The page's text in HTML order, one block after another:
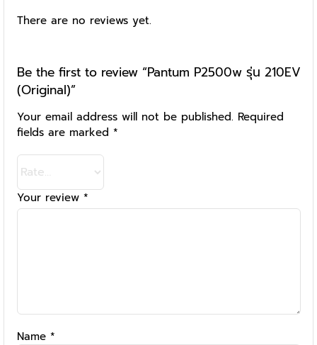
There are no reviews yet.
Be the first to review “Pantum P2500w รุ่น 210EV
(Original)”
Your email address will not be published. Required
fields are marked *
Your review *
Name *